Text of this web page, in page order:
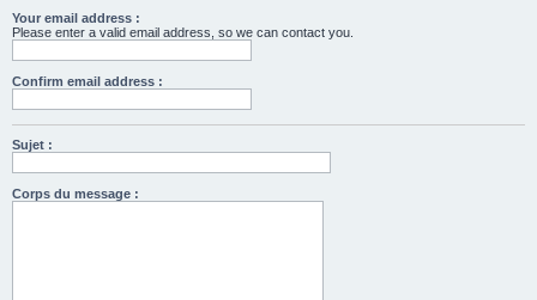
Your email address :
Please enter a valid email address, so we can contact you.
Confirm email address :
Sujet :
Corps du message :